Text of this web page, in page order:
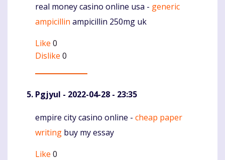
Komentaras
real money casino online usa - generic
ampicillin ampicillin 250mg uk
Like 0
Dislike 0
Pgjyul - 2022-04-28 - 23:35
Komentaras
empire city casino online - cheap paper
writing buy my essay
Like 0